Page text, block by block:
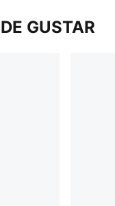
GUSTAR